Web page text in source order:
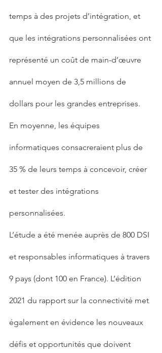
temps à des projets d’intégration, et
que les intégrations personnalisées ont
représenté un coût de main-d’œuvre
annuel moyen de 3,5 millions de
dollars pour les grandes entreprises.
En moyenne, les équipes
informatiques consacreraient plus de
35 % de leurs temps à concevoir, créer
et tester des intégrations
personnalisées.
L’étude a été menée auprès de 800 DSI
et responsables informatiques à travers
9 pays (dont 100 en France). L’édition
2021 du rapport sur la connectivité met
également en évidence les nouveaux
défis et opportunités que doivent